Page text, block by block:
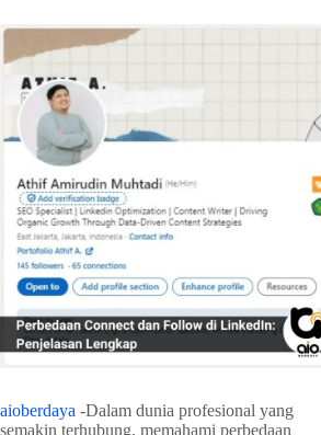
aioberdaya -Dalam dunia profesional yang
semakin terhubung, memahami perbedaan